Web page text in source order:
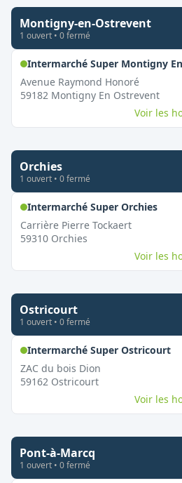
Montigny-en-Ostrevent
1 ouvert • 0fermé
Intermarché Super Montigny
Avenue Raymond Honoré
59182 Montigny En Ostrevent
Voir les
Orchies
1 ouvert • 0fermé
Intermarché Super Orchies,
Carrière Pierre Tockaert
59310 Orchies
Voir les
Ostricourt
1 ouvert • 0fermé
Intermarché Super Ostricourt,
ZAC du bois Dion
59162 Ostricourt
Voir les
Pont-à-Marcq
1 ouvert • 0fermé